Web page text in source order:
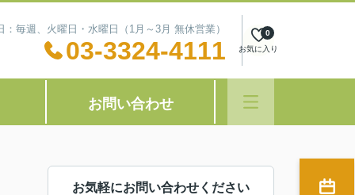
毎週、火曜日・水曜日（1月～3月 無休営業）
03-3324-4111 お気に入り
0
お問い合わせ
お気軽にお問い合わせください